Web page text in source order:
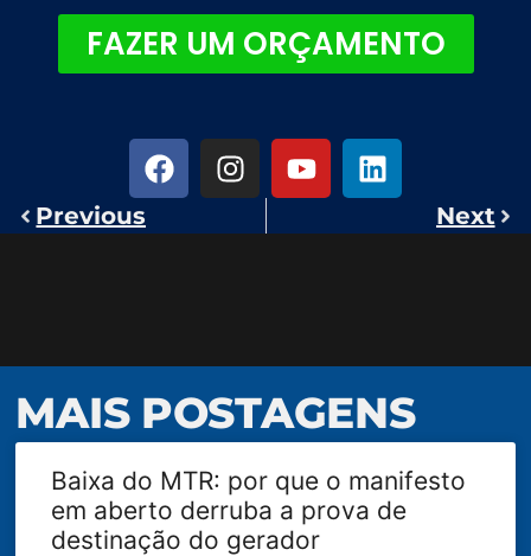
FAZER UM ORÇAMENTO
Previous Next
MAIS POSTAGENS
Baixa do MTR: por que o manifesto
em aberto derruba a prova de
destinação do gerador